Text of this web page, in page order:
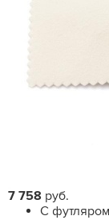
7 758 руб.
С футляром